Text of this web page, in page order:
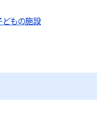
どもの施設